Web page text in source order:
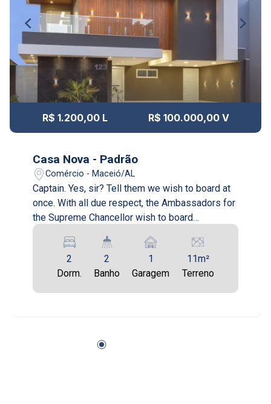
R$ 1.200,00 L R$ 100.000,00 V
Casa Nova - Padrão
Comércio - Maceió/AL
Captain. Yes, sir? Tell them we wish to board at
once. With all due respect, the Ambassadors for
the Supreme Chancellor wish to board
immediately. Yes, yes, of course, as you know,
our blockade is perfectly legal, and we'd be
happy to receive the Ambassador.
2
Dorm.
2
Banho
1
Garagem
11m²
Terreno